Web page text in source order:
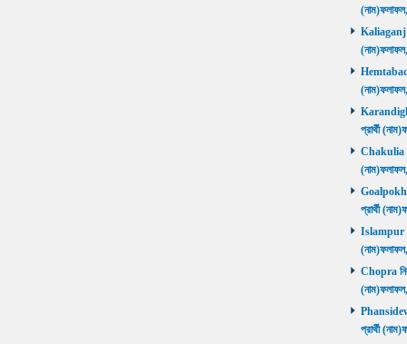
Kaliaganj
Hemtabad
Karandighi
প্রার্থী
Chakulia
প্রার্থী
Islampur
Chopra
প্রার্থী